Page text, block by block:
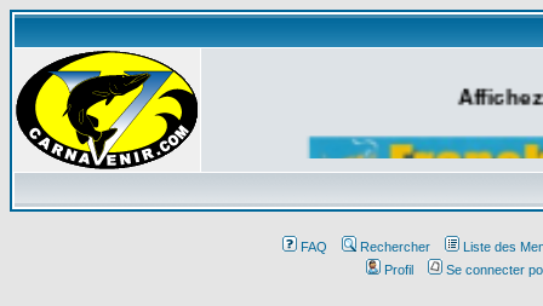
FAQ Rechercher
Liste des
Profil
Se connecter